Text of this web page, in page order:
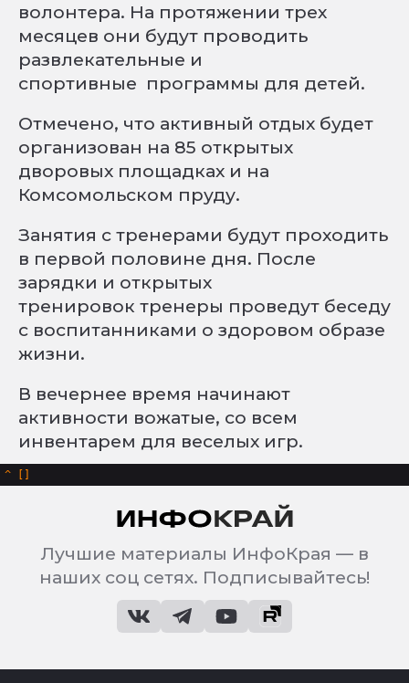
волонтера. На протяжении трех
месяцев они будут проводить
развлекательные и
спортивные программы для детей.
Отмечено, что активный отдых будет
организован на 85 открытых
дворовых площадках и на
Комсомольском пруду.
Занятия с тренерами будут проходить
в первой половине дня. После
зарядки и открытых
тренировок тренеры проведут беседу
с воспитанниками о здоровом образе
жизни.
В вечернее время начинают
активности вожатые, со всем
инвентарем для веселых игр.
^
Лучшие материалы ИнфоКрая — в
наших соц сетях. Подписывайтесь!